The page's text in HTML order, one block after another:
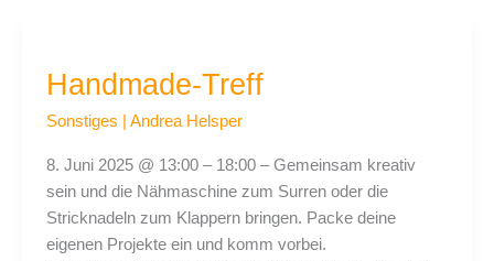
Handmade-Treff
Sonstiges Andrea Helsper
8. Juni 2025 @ 13:00 – 18:00 – Gemeinsam kreativ
sein und die Nähmaschine zum Surren oder die
Stricknadeln zum Klappern bringen. Packe deine
eigenen Projekte ein und komm vorbei.